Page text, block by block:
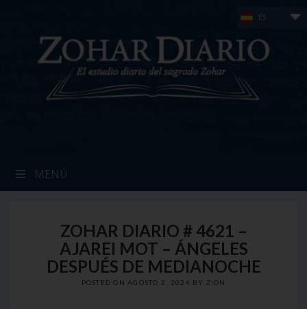
ES
MENÚ
ZOHAR DIARIO # 4621 –
AJAREI MOT – ÁNGELES
DESPUÉS DE MEDIANOCHE
POSTED ON AGOSTO 2, 2024 BY ZION